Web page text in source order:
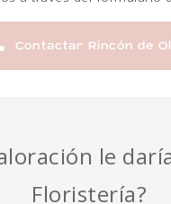
Contactar Rincón de
le
Floristería?